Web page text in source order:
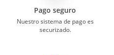
Pago seguro
Nuestro sistema de pago es
securizado.